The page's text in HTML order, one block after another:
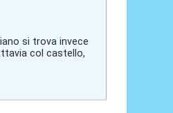
si trova invece
col castello,